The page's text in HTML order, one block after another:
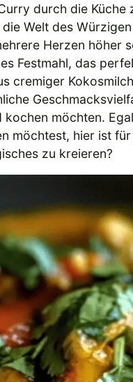
durch die Küche
Welt des
Herzen höher
Festmahl, das
cremiger
möchten.
möchtest, hier ist
zu kreieren?